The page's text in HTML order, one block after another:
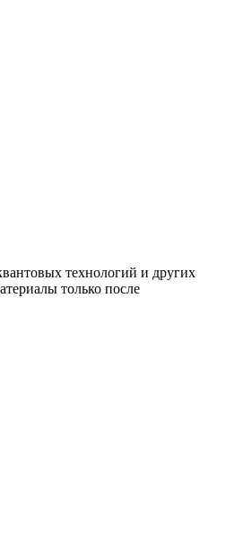
технологий и других
только после